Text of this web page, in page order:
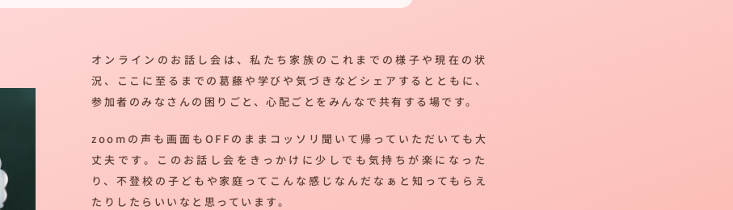
オンラインのお話し会は、私たち家族のこれまでの様子や現在の状
況、ここに至るまでの葛藤や学びや気づきなどシェアするとともに、
参加者のみなさんの困りごと、心配ごとをみんなで共有する場です。
zoomの声も画面もOFFのままコッソリ聞いて帰っていただいても大
丈夫です。このお話し会をきっかけに少しでも気持ちが楽になった
り、不登校の子どもや家庭ってこんな感じなんだなぁと知ってもらえ
たりしたらいいなと思っています。